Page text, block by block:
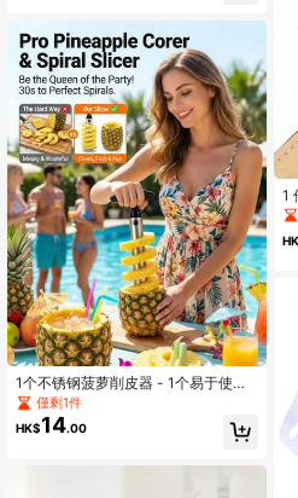
等，适合餐厅加固。厨房用品
1个不锈钢菠萝削皮器 - 1个易于使用
的菠萝去芯器 - 防锈锋利刀片，可拆
卸手柄，水果切片器，餐厅和餐饮业
适用的紧凑型厨房工具
僅剩1件
HK$14.00
1